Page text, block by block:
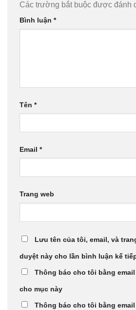
Các trường bắt buộc được đánh
Bình luận *
Tên *
Email *
Trang web
Lưu tên của tôi, email, và
duyệt này cho lần bình luận kế
Thông báo cho tôi bằng
cho mục này
Thông báo cho tôi bằng